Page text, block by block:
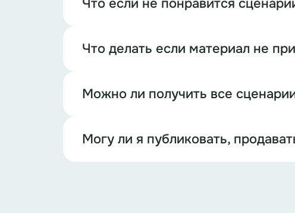
Что если не понравится
Что делать если материал не
Можно ли получить все
Могу ли я публиковать,